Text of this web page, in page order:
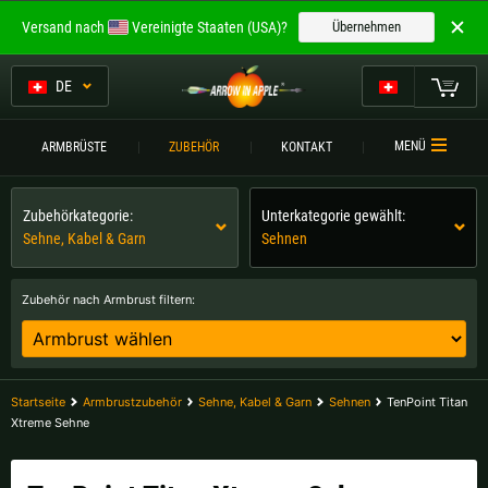
DE
ARMBRÜSTE ZUBEHÖR KONTAKT MENÜ
Zubehör nach Armbrust filtern:
Zubehörkategorie:
Sehne, Kabel & Garn
Unterkategorie gewählt:
Sehnen
Startseite Armbrustzubehör Sehne, Kabel & Garn Sehnen
TenPoint Titan
Xtreme Sehne
Willkommen bei
ARROW IN APPLE
Die besten Armbrüste.
Bitte wählen Sie Ihre Sprache aus:
Englisch Deutsch (DE)
Deutsch (AT) Deutsch (CH)
Bitte wählen Sie Ihre Versandregion:
Belgien |€ Bulgarien | лв
Versand nach Vereinigte Staaten (USA)? Übernehmen
Mein Warenkorb
ARMBRÜSTE
ARMBRUSTVERGLEICH
ZUBEHÖR
KONTAKT